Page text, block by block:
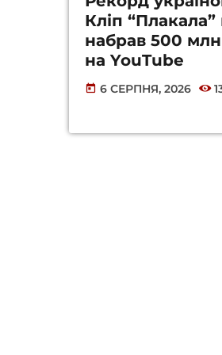
Кліп “Плакала”
набрав 500 млн
на YouTube
today 6 СЕРПНЯ, 2026